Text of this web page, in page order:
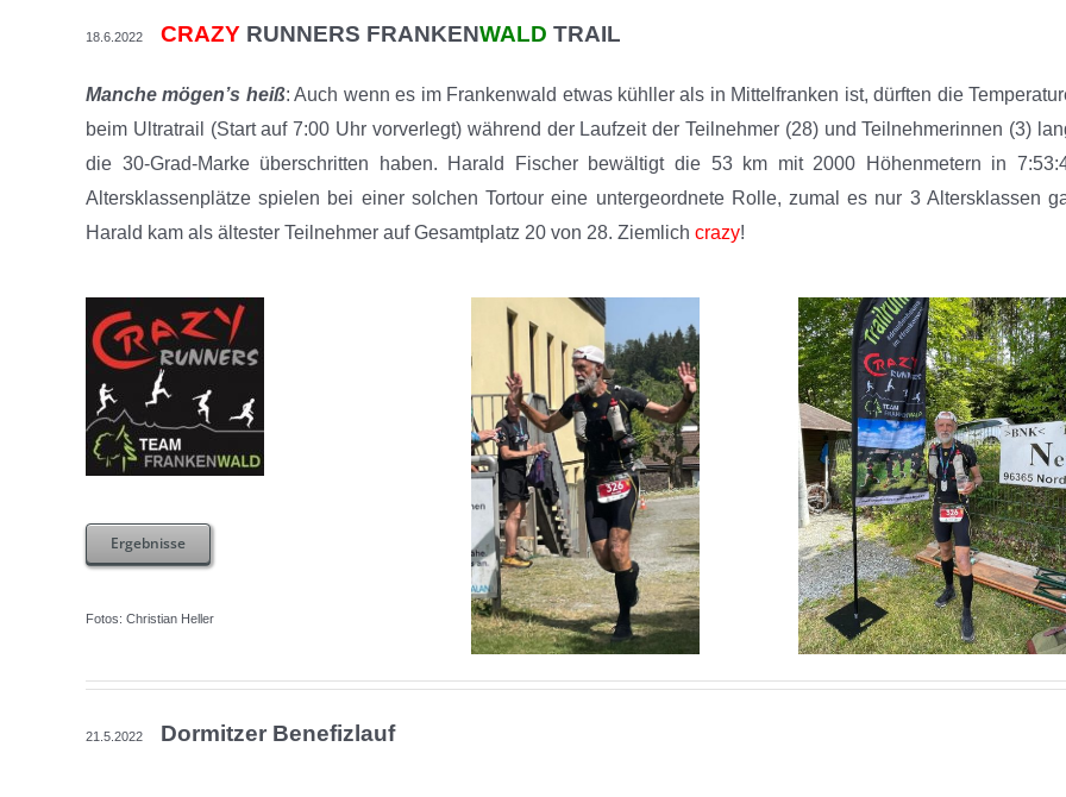
18.6.2022 CRAZYRUNNERS FRANKENWALD TRAIL
Manche mögen’s heiß: Auch wenn es im Frankenwald etwas kühller als in Mittelfranken ist, dürften die
beim Ultratrail (Start auf 7:00 Uhr vorverlegt) während der Laufzeit der Teilnehmer (28) und Teilnehmerinnen (3)
die 30-Grad-Marke überschritten haben. Harald Fischer bewältigt die 53 km mit 2000 Höhenmetern in
Altersklassenplätze spielen bei einer solchen Tortour eine untergeordnete Rolle, zumal es nur 3 Altersklassen
Harald kam als ältester Teilnehmer auf Gesamtplatz 20 von 28. Ziemlich crazy!
Ergebnisse
Fotos: Christian Heller
21.5.2022Dormitzer Benefizlauf